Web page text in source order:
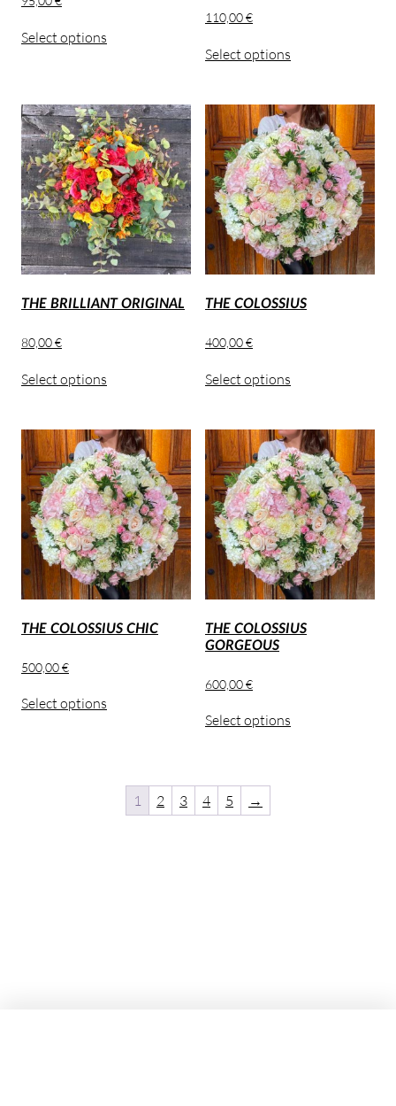
Select options
110,00€
Select options
THE BRILLIANT ORIGINAL
80,00€
Select options
THE COLOSSIUS
400,00€
Select options
THE COLOSSIUS CHIC
500,00€
Select options
THE COLOSSIUS
GORGEOUS
600,00€
Select options
1 2 3 4 5 →